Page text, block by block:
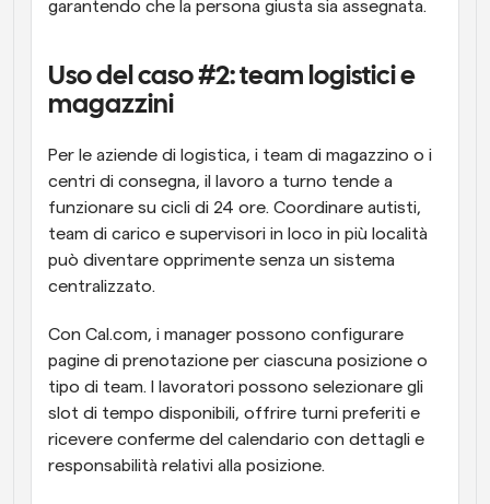
garantendo che la persona giusta sia assegnata.
Uso del caso #2: team logistici e
magazzini
Per le aziende di logistica, i team di magazzino o i
centri di consegna, il lavoro a turno tende a
funzionare su cicli di 24 ore. Coordinare autisti,
team di carico e supervisori in loco in più località
può diventare opprimente senza un sistema
centralizzato.
Con Cal.com, i manager possono configurare
pagine di prenotazione per ciascuna posizione o
tipo di team. I lavoratori possono selezionare gli
slot di tempo disponibili, offrire turni preferiti e
ricevere conferme del calendario con dettagli e
responsabilità relativi alla posizione.